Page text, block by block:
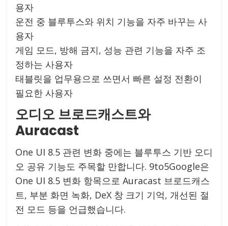
용자
운전 중 블루투스와 위치 기능을 자주 바꾸는 사
용자
게임 모드, 방해 금지, 성능 관련 기능을 자주 조
정하는 사용자
태블릿을 업무용으로 쓰면서 빠른 설정 전환이
필요한 사용자
오디오 브로드캐스트와
Auracast
One UI 8.5 관련 변화 중에는 블루투스 기반 오디
오 공유 기능도 주목할 만합니다. 9to5Google은
One UI 8.5 변화 항목으로 Auracast 브로드캐스
트, 부분 화면 녹화, DeX 창 크기 기억, 개선된 절
전 모드 등을 언급했습니다.